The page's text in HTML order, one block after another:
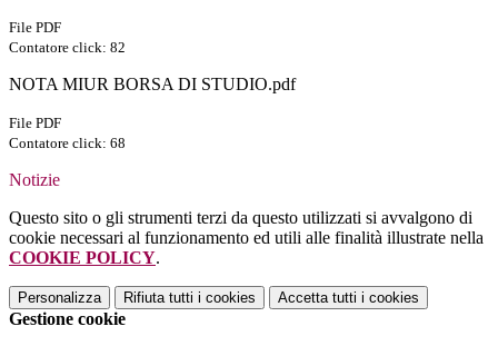
File PDF
Contatore click: 82
NOTA MIUR BORSA DI STUDIO.pdf
File PDF
Contatore click: 68
Notizie
Questo sito o gli strumenti terzi da questo utilizzati si avvalgono di
cookie necessari al funzionamento ed utili alle finalità illustrate nella
COOKIE POLICY.
Personalizza Rifiuta tutti i cookies Accetta tutti i cookies
Gestione cookie